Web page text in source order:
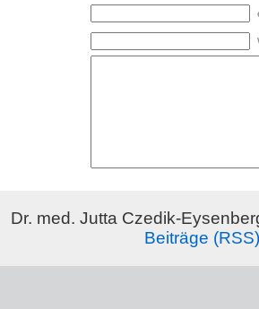
Dr. med. Jutta Czedik-
Beiträge (RSS)